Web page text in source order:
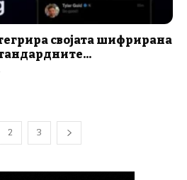
својата шифрирана
2 3